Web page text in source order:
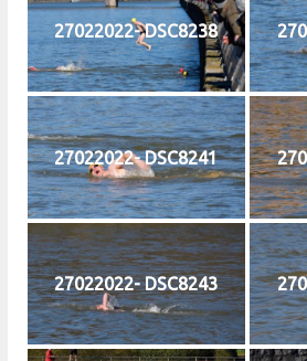
27022022- DSC8238
27022022- DSC8241
27022022- DSC8243